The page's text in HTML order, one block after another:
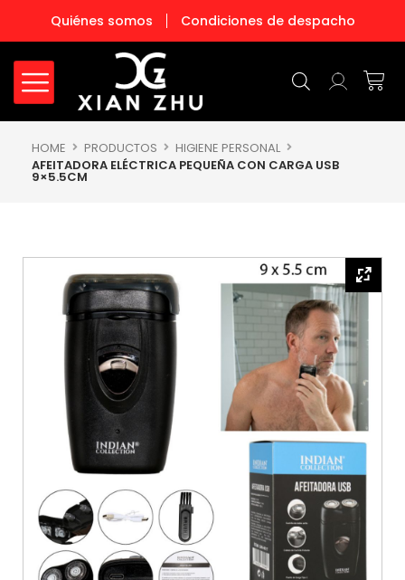
contenido
Quiénes somos Condiciones de despacho
HOME PRODUCTOS
HIGIENE PERSONAL
AFEITADORA ELÉCTRICA PEQUEÑA CON CARGA USB
9×5.5CM